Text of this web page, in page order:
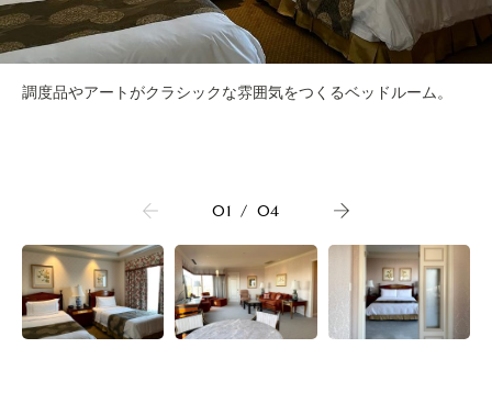
調度品やアートがクラシックな雰囲気をつくるベッドルーム。
01 / 04